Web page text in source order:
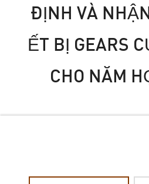
ĐỊNH VÀ NHẬ
ẾT BỊ GEARS C
CHO NĂM H